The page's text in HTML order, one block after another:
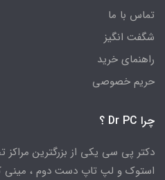
تماس با ما
شگفت انگیز
راهنمای خرید
حریم خصوصی
چرا Dr PC ؟
دکتر پی سی یکی از بزرگترین